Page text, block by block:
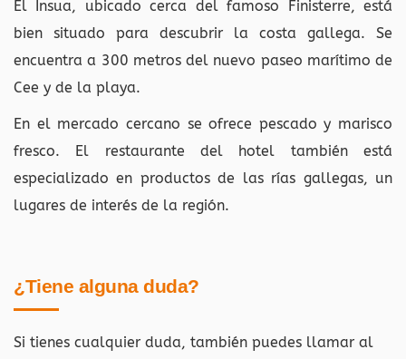
El Insua, ubicado cerca del famoso Finisterre, está
bien situado para descubrir la costa gallega. Se
encuentra a 300 metros del nuevo paseo marítimo de
Cee y de la playa.
En el mercado cercano se ofrece pescado y marisco
fresco. El restaurante del hotel también está
especializado en productos de las rías gallegas, un
lugares de interés de la región.
¿Tiene alguna duda?
Si tienes cualquier duda, también puedes llamar al